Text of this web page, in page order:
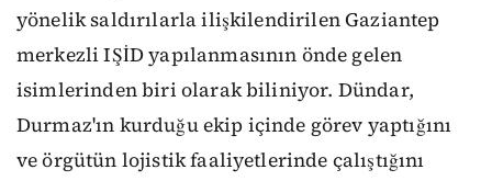
yönelik saldırılarla ilişkilendirilen Gaziantep
merkezli IŞİD yapılanmasının önde gelen
isimlerinden biri olarak biliniyor. Dündar,
Durmaz'ın kurduğu ekip içinde görev yaptığını
ve örgütün lojistik faaliyetlerinde çalıştığını